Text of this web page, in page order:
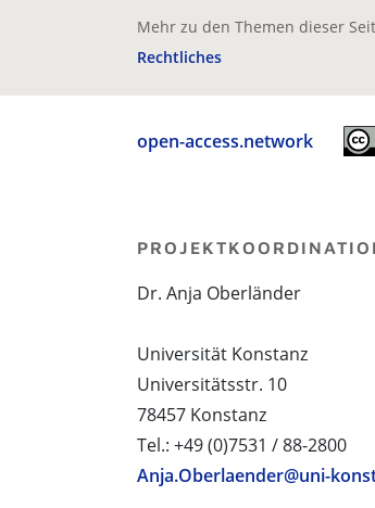
Mehr zu den Themen dieser
Rechtliches
open-access.network
Dr. Anja Oberländer
Universität Konstanz
Universitätsstr. 10
78457 Konstanz
Tel.: +49 (0)7531 / 88-2800
Anja.Oberlaender@uni-